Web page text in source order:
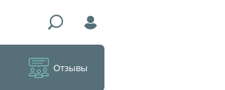
Отзывы